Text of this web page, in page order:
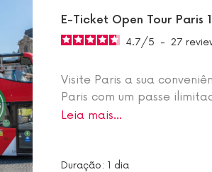
E-Ticket Open Tour Paris
4.7/5 - 27
Visite Paris a sua
Paris com um passe
Leia mais…
Duração: 1 dia